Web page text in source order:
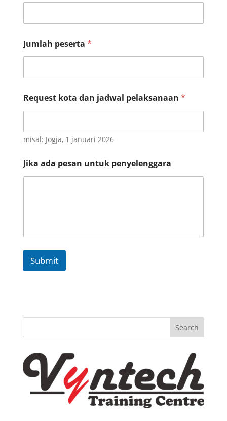
Jumlah peserta *
Request kota dan jadwal pelaksanaan *
misal: Jogja, 1 januari 2026
e
l
n
a
n
e
e
n
g
Jika ada pesan untuk penyelenggara
Submit
Search